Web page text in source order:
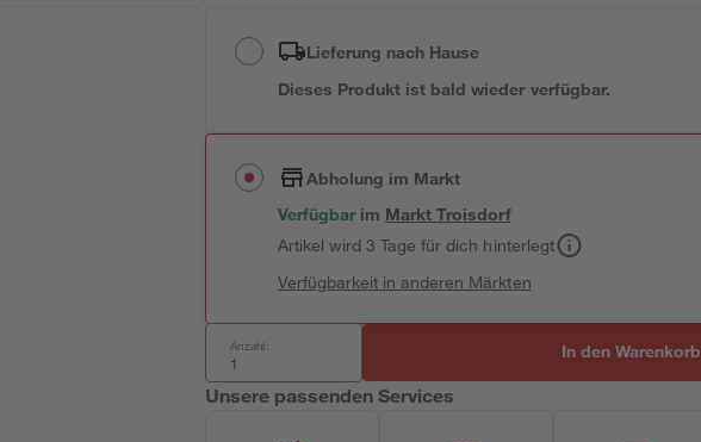
Lieferung nach Hause
Dieses Produkt ist bald wieder verfügbar.
Abholung im Markt
Verfügbar im MarktTroisdorf
Artikel wird 3 Tage für dich hinterlegt
Verfügbarkeit in anderen Märkten
Anzahl: In den Warenkorb
Unsere passenden Services